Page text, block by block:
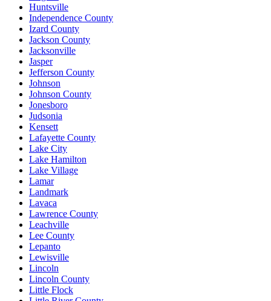
Huntsville
Independence County
Izard County
Jackson County
Jacksonville
Jasper
Jefferson County
Johnson
Johnson County
Jonesboro
Judsonia
Kensett
Lafayette County
Lake City
Lake Hamilton
Lake Village
Lamar
Landmark
Lavaca
Lawrence County
Leachville
Lee County
Lepanto
Lewisville
Lincoln
Lincoln County
Little Flock